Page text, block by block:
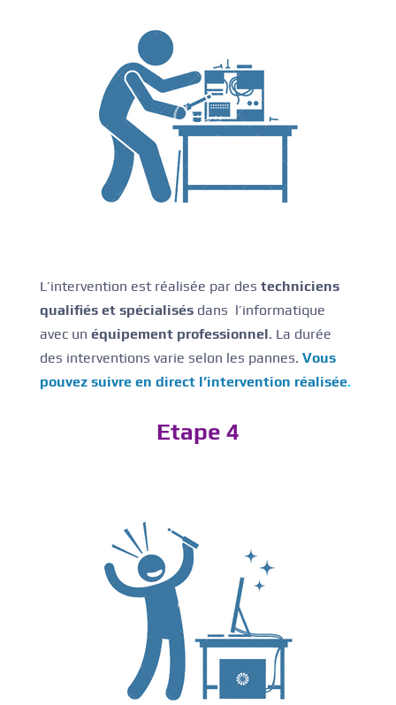
L’intervention est réalisée par des techniciens
qualifiés et spécialisésdans l’informatique
avec un équipement professionnel. La durée
des interventions varie selon les pannes. Vous
pouvez suivre en direct l’intervention réalisée.
Etape 4